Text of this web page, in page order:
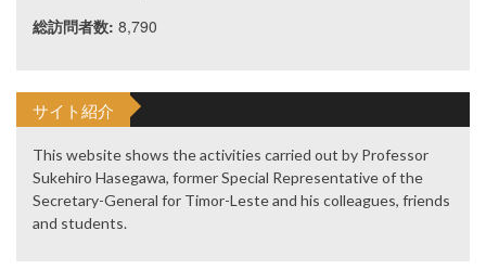
総訪問者数: 8,790
サイト紹介
This website shows the activities carried out by Professor
Sukehiro Hasegawa, former Special Representative of the
Secretary-General for Timor-Leste and his colleagues, friends
and students.